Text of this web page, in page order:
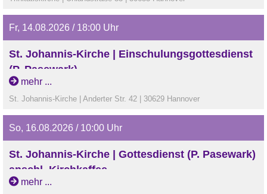
Fr, 14.08.2026 / 18:00 Uhr
St. Johannis-Kirche | Einschulungsgottesdienst
(P. Pasewark)
mehr ...
St. Johannis-Kirche | Anderter Str. 42 | 30629 Hannover
So, 16.08.2026 / 10:00 Uhr
St. Johannis-Kirche | Gottesdienst (P. Pasewark)
anschl. Kirchkaffee
mehr ...